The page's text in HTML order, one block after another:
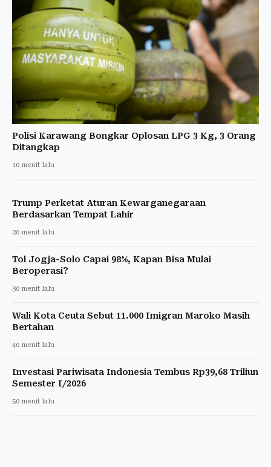
Polisi Karawang Bongkar Oplosan LPG 3 Kg, 3 Orang
Ditangkap
10 menit lalu
Trump Perketat Aturan Kewarganegaraan
Berdasarkan Tempat Lahir
20 menit lalu
Tol Jogja-Solo Capai 98%, Kapan Bisa Mulai
Beroperasi?
30 menit lalu
Wali Kota Ceuta Sebut 11.000 Imigran Maroko Masih
Bertahan
40 menit lalu
Investasi Pariwisata Indonesia Tembus Rp39,68 Triliun
Semester I/2026
50 menit lalu